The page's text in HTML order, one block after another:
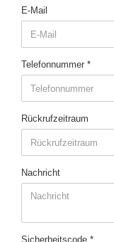
E-Mail
Telefonnummer
Rückrufzeitraum
Nachricht
Sicherheitscode